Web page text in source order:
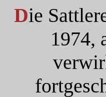
Die
1974,